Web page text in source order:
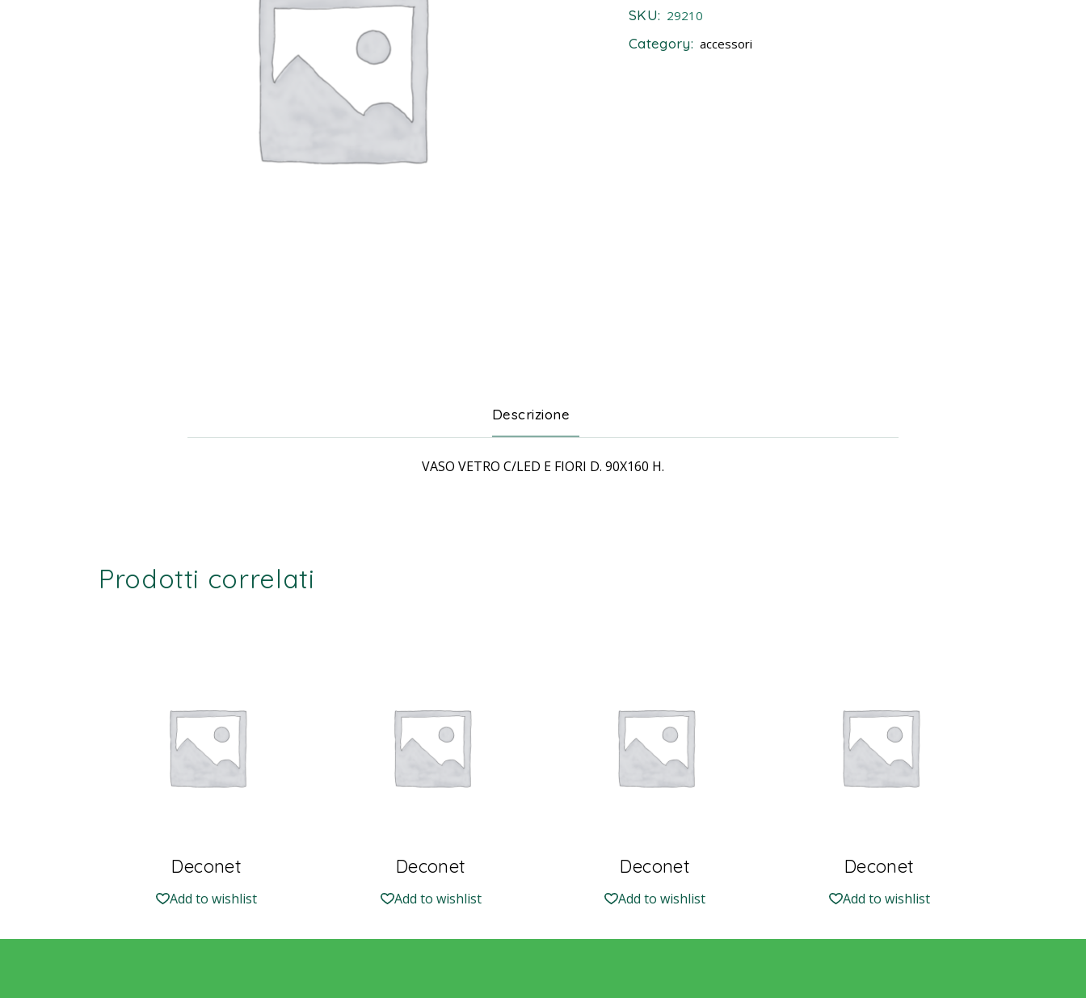
SKU: 29210
Category: accessori
Descrizione
VASO VETRO C/LED E FIORI D. 90X160 H.
Prodotti correlati
Deconet
Add to wishlist
Deconet
Add to wishlist
Deconet
Add to wishlist
Deconet
Add to wishlist